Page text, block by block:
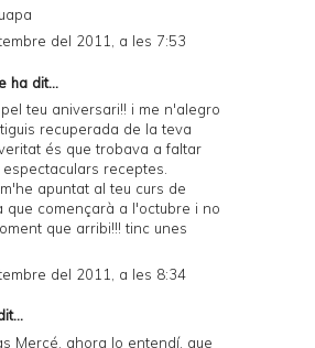
del 2011, a les 7:53
ha dit...
teu aniversari!! i me n'alegro
recuperada de la teva
és que trobava a faltar
receptes.
apuntat al teu curs de
que començarà a l'octubre i no
que arribi!!! tinc unes
del 2011, a les 8:34
Mercé, ahora lo entendí, que